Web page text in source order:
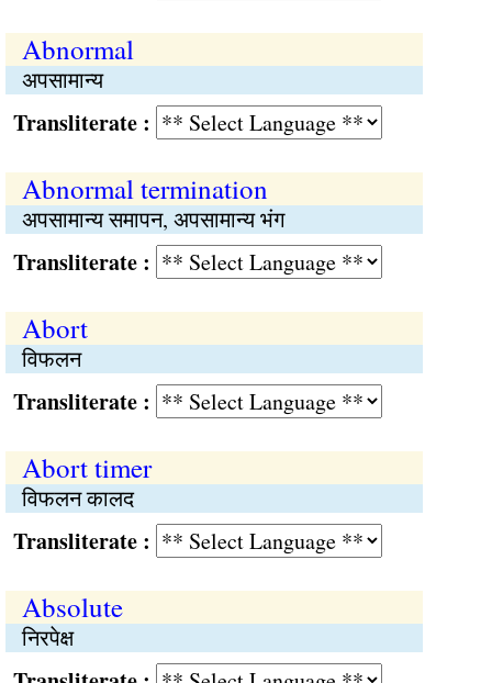
Abnormal
अपसामान्य
:
Abnormal termination
अपसामान्य समापन, अपसामान्य भंग
:
Abort
विफलन
:
Abort timer
विफलन कालद
:
Absolute
निरपेक्ष